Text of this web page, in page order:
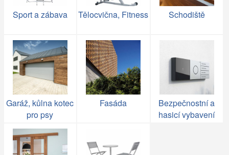
Sport a zábava Tělocvična, Fitness Schodiště
Garáž, kůlna kotec
pro psy
Fasáda
Bezpečnostní a
hasicí vybavení